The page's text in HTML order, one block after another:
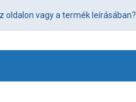
oldalon vagy a termék leírásában?